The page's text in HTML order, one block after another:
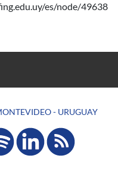
es/node/49638
- URUGUAY